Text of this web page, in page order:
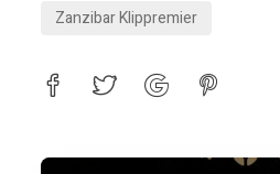
Zanzibar Klippremier